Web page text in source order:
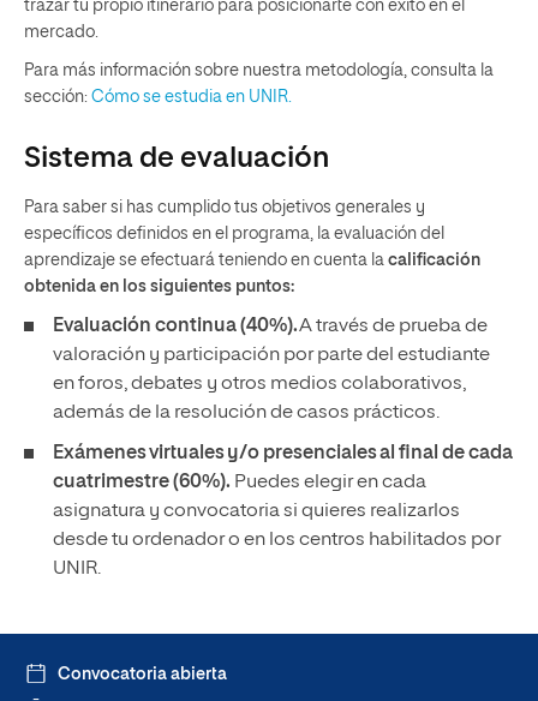
trazar tu propio itinerario para posicionarte con éxito en el
mercado.
Para más información sobre nuestra metodología, consulta la
sección: Cómo se estudia en UNIR.
Sistema de evaluación
Para saber si has cumplido tus objetivos generales y
específicos definidos en el programa, la evaluación del
aprendizaje se efectuará teniendo en cuenta la calificación
obtenida en los siguientes puntos:
Evaluación continua (40%).A través de prueba de
valoración y participación por parte del estudiante
en foros, debates y otros medios colaborativos,
además de la resolución de casos prácticos.
Exámenes virtuales y/o presenciales al final de cada
cuatrimestre (60%). Puedes elegir en cada
asignatura y convocatoria si quieres realizarlos
desde tu ordenador o en los centros habilitados por
UNIR.
Convocatoria abierta